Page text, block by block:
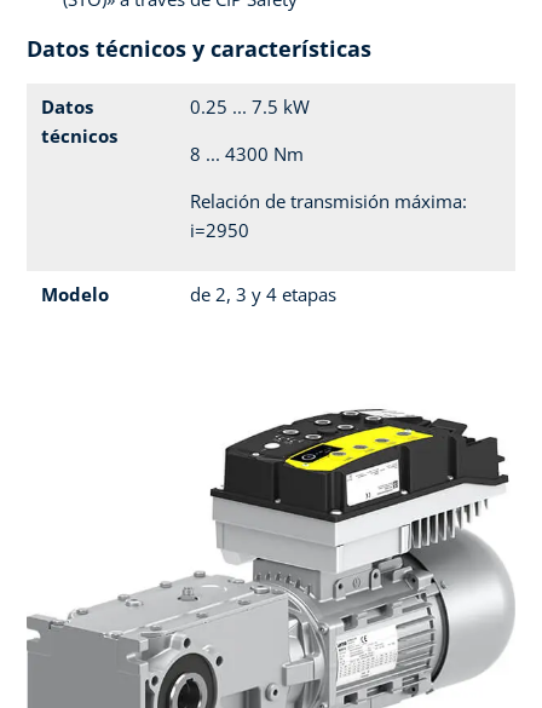
Datos técnicos y características
Datos
técnicos
0.25 ... 7.5 kW
8 ... 4300 Nm
Relación de transmisión máxima:
i=2950
Modelo de 2, 3 y 4 etapas